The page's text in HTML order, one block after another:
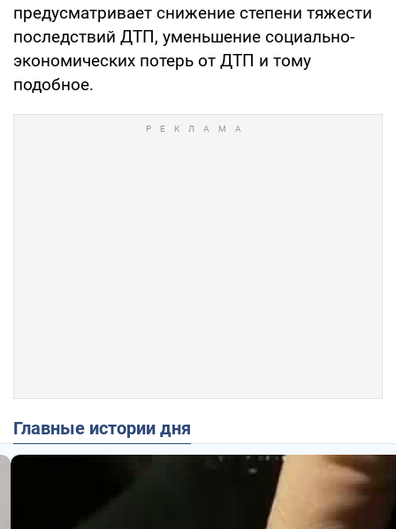
предусматривает снижение степени тяжести
последствий ДТП, уменьшение социально-
экономических потерь от ДТП и тому
подобное.
Главные истории дня